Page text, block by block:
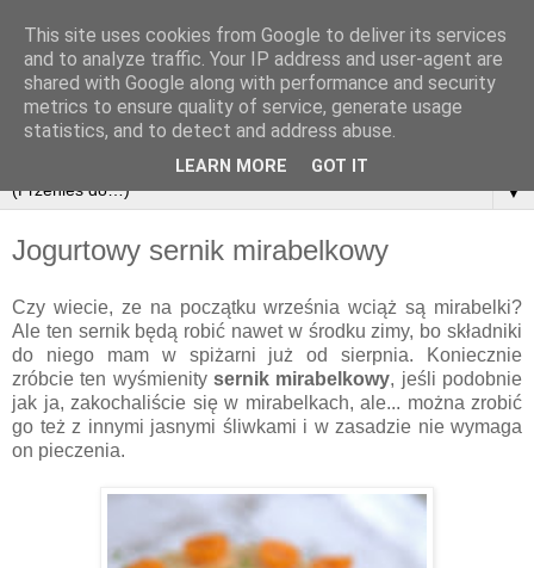
▼
Jogurtowy sernik mirabelkowy
Czy wiecie, ze na początku września wciąż są mirabelki?
Ale ten sernik będą robić nawet w środku zimy, bo składniki
do niego mam w spiżarni już od sierpnia. Koniecznie
zróbcie ten wyśmienity sernik mirabelkowy, jeśli podobnie
jak ja, zakochaliście się w mirabelkach, ale... można zrobić
go też z innymi jasnymi śliwkami i w zasadzie nie wymaga
on pieczenia.
This site uses cookies from Google to deliver its services
and to analyze traffic. Your IP address and user-agent are
shared with Google along with performance and security
metrics to ensure quality of service, generate usage
statistics, and to detect and address abuse.
LEARN MORE GOT IT